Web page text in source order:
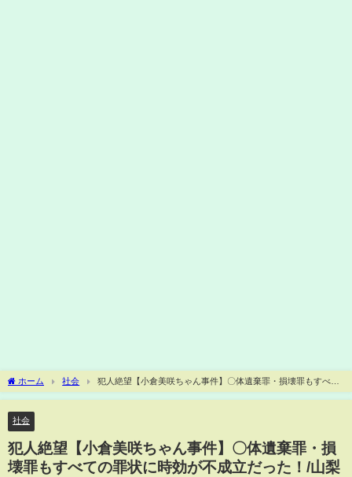
ホーム 社会
犯人絶望【小倉美咲ちゃん事件】〇体遺棄罪・損壊罪もすべて
の罪状に時効が不成立だった！/山梨県道志村キャンプ場女児失踪事件
社会
犯人絶望【小倉美咲ちゃん事件】〇体遺棄罪・損
壊罪もすべての罪状に時効が不成立だった！/山梨